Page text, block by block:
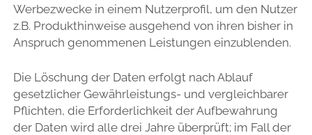
Werbezwecke in einem Nutzerprofil, um den Nutzer
z.B. Produkthinweise ausgehend von ihren bisher in
Anspruch genommenen Leistungen einzublenden.
Die Löschung der Daten erfolgt nach Ablauf
gesetzlicher Gewährleistungs- und vergleichbarer
Pflichten, die Erforderlichkeit der Aufbewahrung
der Daten wird alle drei Jahre überprüft; im Fall der